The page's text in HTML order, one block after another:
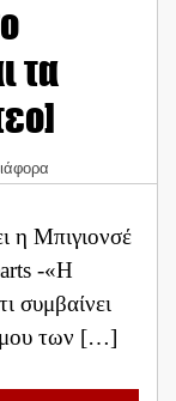
τα
η Μπιγιονσέ
-«Η
συμβαίνει
των […]